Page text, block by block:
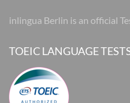
inlingua Berlin is an official
TOEIC LANGUAGE